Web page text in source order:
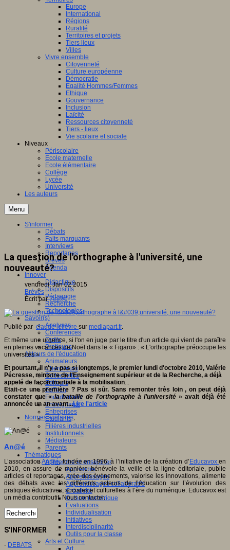
Europe
International
Régions
Ruralité
Territoires et projets
Tiers lieux
Villes
Vivre ensemble
Citoyenneté
Culture européenne
Démocratie
Egalité Hommes/Femmes
Ethique
Gouvernance
Inclusion
Laïcité
Ressources citoyenneté
Tiers - lieux
Vie scolaire et sociale
Niveaux
Périscolaire
Ecole maternelle
Ecole élémentaire
Collège
Lycée
Université
Les auteurs
Menu
S'informer
Débats
Faits marquants
Interviews
Reportages
Brèves
Agenda
Innover
Didactique
Dispositifs
Pédagogie
Recherche
Technologies
Savoir(s)
Analyses
Conférences
Outils
Pratiques
Acteurs de l'éducation
Animateurs
Chercheurs
Collectivités
Editeurs
EdTech
Encadrement
Enseignants
Entreprises
Etudiants
Filières industrielles
Institutionnels
Médiateurs
Parents
Thématiques
Apprendre et enseigner
Apprendre
Apprentissages
Apprentissages collaboratifs
Créativité
Culture numérique
Evaluations
Individualisation
Initiatives
Interdisciplinarité
Outils pour la classe
Arts et Culture
Art
La question de l'orthographe à l'université, une
nouveauté?
vendredi, Jan 02 2015
Brèves
Écrit parAn@é
Publié par claude lelièvre sur mediapart.fr.
Et même une urgence, si l'on en juge par le titre d'un article qui vient de paraître
en pleines vacances de Noël dans le « Figaro» : « L'orthographe préoccupe les
universités »
Et pourtant, il n'y a pas si longtemps, le premier lundi d'octobre 2010, Valérie
Pécresse, ministre de l’Enseignement supérieur et de la Recherche, a déjà
appelé de façon martiale à la mobilisation...
Etait-ce une première ? Pas si sûr. Sans remonter très loin , on peut déjà
constater que «labataille de l’orthographe à l’université» avait déjà été
annoncée un an avant...Lire l'article
Normes scolaires,
An@é
L’associationAn@é, fondée en 1996, à l’initiative de la création d’ Educavoxen
2010, en assure de manière bénévole la veille et la ligne éditoriale, publie
articles et reportages, crée des événements, valorise les innovations, alimente
des débats avec les différents acteurs de l’éducation sur l’évolution des
pratiques éducatives, sociales et culturelles à l’ère du numérique. Educavox est
un média contributif. Nous contacter.
S'INFORMER
- DEBATS